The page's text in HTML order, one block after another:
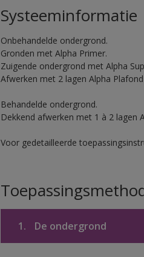
Systeeminformatie
Onbehandelde ondergrond.
Gronden met Alpha Primer.
Zuigende ondergrond met Alpha
Afwerken met 2 lagen Alpha
Behandelde ondergrond.
Dekkend afwerken met 1 à 2 lagen
Voor gedetailleerde
1. De ondergrond